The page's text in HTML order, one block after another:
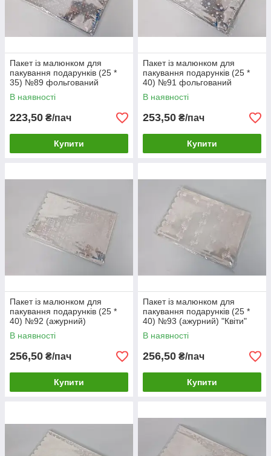
Пакет із малюнком для
пакування подарунків (25 *
35) №89 фольгований
"Сніжинка" (100 шт)
В наявності
223,50 ₴/пач
Купити
Пакет із малюнком для
пакування подарунків (25 *
40) №91 фольгований
"Сніжинка" (100 шт)
В наявності
253,50 ₴/пач
Купити
Пакет із малюнком для
пакування подарунків (25 *
40) №92 (ажурний)
"Ромашка" (100 шт)
В наявності
256,50 ₴/пач
Купити
Пакет із малюнком для
пакування подарунків (25 *
40) №93 (ажурний) "Квіти"
(100 шт)
В наявності
256,50 ₴/пач
Купити